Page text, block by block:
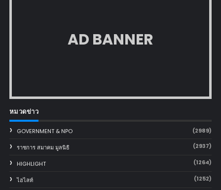
AD BANNER
หมวดข่าว
GOVERNMENT & NPO (2989)
ราชการ สมาคม มูลนิธิ (2937)
HIGHLIGHT (1264)
ไฮไลท์ (1252)